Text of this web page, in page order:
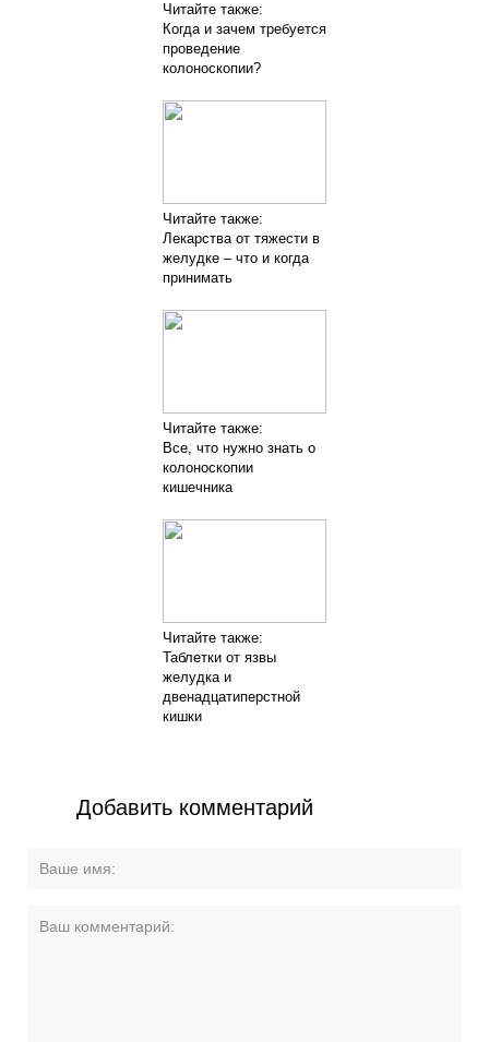
Читайте также:
Когда и зачем требуется
проведение
колоноскопии?
Читайте также:
Лекарства от тяжести в
желудке – что и когда
принимать
Читайте также:
Все, что нужно знать о
колоноскопии
кишечника
Читайте также:
Таблетки от язвы
желудка и
двенадцатиперстной
кишки
Добавить комментарий